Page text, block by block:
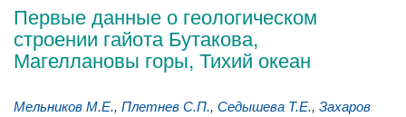
Первые данные о геологическом
строении гайота Бутакова,
Магеллановы горы, Тихий океан
Мельников М.Е., Плетнев С.П., Седышева Т.Е., Захаров